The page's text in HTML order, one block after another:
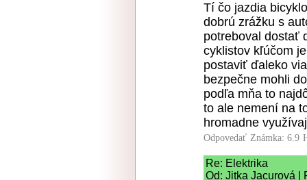
Tí čo jazdia
dobrú zrážku s
potreboval dostať
cyklistov kľúčom
postaviť ďaleko
bezpečne mohli
podľa mňa to
to ale nemení na
hromadne
Odpovedať Známka: 6.9
Re: Elektrika
Od: Jitka Jacurová |